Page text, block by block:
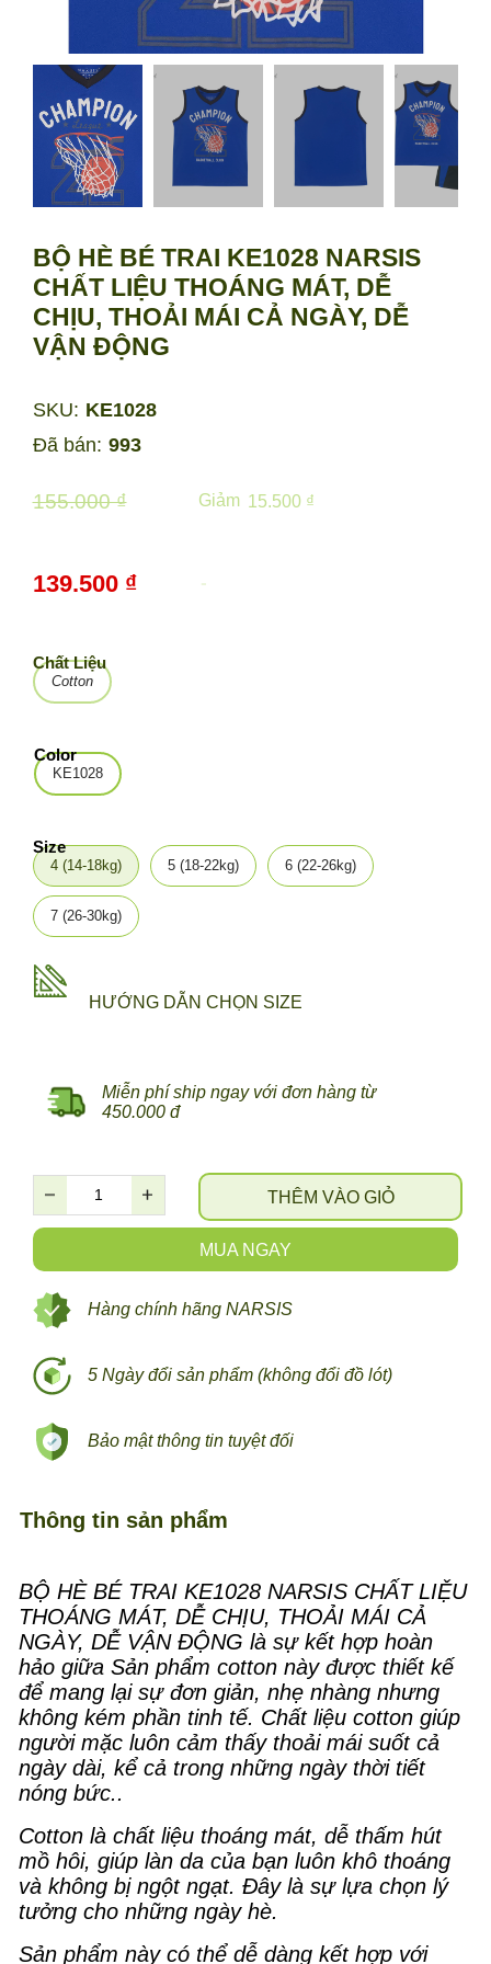
BỘ HÈ BÉ TRAI KE1028 NARSIS
CHẤT LIỆU THOÁNG MÁT, DỄ
CHỊU, THOẢI MÁI CẢ NGÀY, DỄ
VẬN ĐỘNG
Đã bán: 993
4 (14-18kg) 5 (18-22kg) 6 (22-26kg)
7 (26-30kg)
Size
Cotton
Chất Liệu
KE1028
Color
MUA NGAY
THÊM VÀO GIỎ
HƯỚNG DẪN CHỌN SIZE
Miễn phí ship ngay với đơn hàng từ
450.000 đ
-
139.500 ₫
5 Ngày đổi sản phẩm (không đổi đồ lót)
Bảo mật thông tin tuyệt đối
Hàng chính hãng NARSIS
155.000 ₫ 15.500 ₫
Giảm
SKU: KE1028
Thông tin sản phẩm
BỘ HÈ BÉ TRAI KE1028 NARSIS CHẤT LIỆU
THOÁNG MÁT, DỄ CHỊU, THOẢI MÁI CẢ
NGÀY, DỄ VẬN ĐỘNG là sự kết hợp hoàn
hảo giữa Sản phẩm cotton này được thiết kế
để mang lại sự đơn giản, nhẹ nhàng nhưng
không kém phần tinh tế. Chất liệu cotton giúp
người mặc luôn cảm thấy thoải mái suốt cả
ngày dài, kể cả trong những ngày thời tiết
nóng bức..
Cotton là chất liệu thoáng mát, dễ thấm hút
mồ hôi, giúp làn da của bạn luôn khô thoáng
và không bị ngột ngạt. Đây là sự lựa chọn lý
tưởng cho những ngày hè.
Sản phẩm này có thể dễ dàng kết hợp với